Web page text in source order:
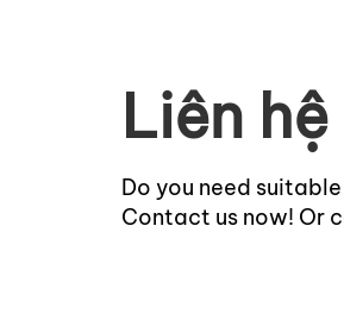
Liên
Do you need
Contact us now! Or